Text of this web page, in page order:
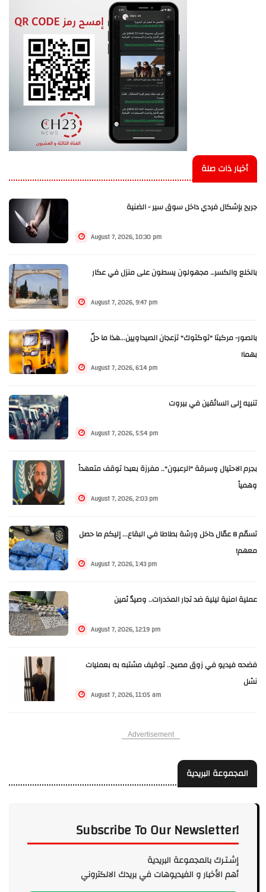
أخبار ذات صلة
جريح بإشكال فردي داخل سوق سير - الضنية
August 7, 2026, 10:30 pm
بالخلع والكسر… مجهولون يسطون على منزل في عكار
August 7, 2026, 9:47 pm
بالصور- مركبتا "توكتوك" تزعجان الصيداويين...هذا ما حلّ
بهما!
August 7, 2026, 6:14 pm
تنبيه إلى السائقين في بيروت
August 7, 2026, 5:54 pm
بجرم الاحتيال وسرقة "الرعبون".. مفرزة بعبدا توقف متعهداً
وهمياً
August 7, 2026, 2:03 pm
تسمّم 8 عمّال داخل ورشة بطاطا في البقاع... إليكم ما حصل
معهم!
August 7, 2026, 1:43 pm
عملية امنية ليلية ضد تجار المخدرات.. وصيدٌ ثمين
August 7, 2026, 12:19 pm
فضحه فيديو في زوق مصبح.. توقيف مشتبه به بعمليات
نشل
August 7, 2026, 11:05 am
Advertisement
المجموعة البريدية
Subscribe To Our Newsletter!
إشـتـرك بالمجموعة البريدية
أهم الأخبار و الفيديوهات في بريدك الالكتروني